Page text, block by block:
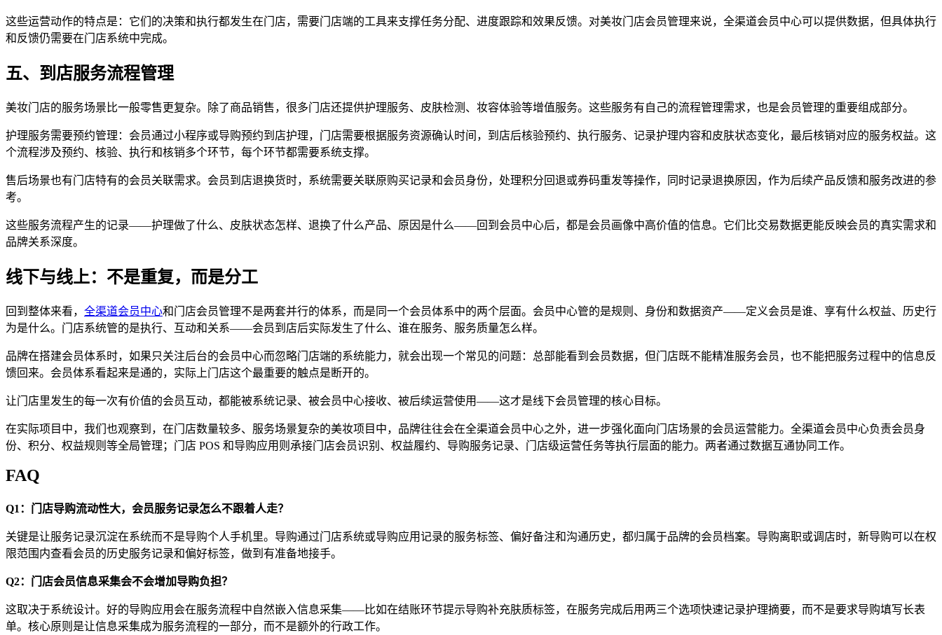
这些运营动作的特点是：它们的决策和执行都发生在门店，需要门店端的工具来支撑任务分配、进度跟踪和效果反馈。对美妆门店会员管理来说，全渠道会员中心可以提供数据，但具体执行
和反馈仍需要在门店系统中完成。
五、到店服务流程管理
美妆门店的服务场景比一般零售更复杂。除了商品销售，很多门店还提供护理服务、皮肤检测、妆容体验等增值服务。这些服务有自己的流程管理需求，也是会员管理的重要组成部分。
护理服务需要预约管理：会员通过小程序或导购预约到店护理，门店需要根据服务资源确认时间，到店后核验预约、执行服务、记录护理内容和皮肤状态变化，最后核销对应的服务权益。这
个流程涉及预约、核验、执行和核销多个环节，每个环节都需要系统支撑。
售后场景也有门店特有的会员关联需求。会员到店退换货时，系统需要关联原购买记录和会员身份，处理积分回退或券码重发等操作，同时记录退换原因，作为后续产品反馈和服务改进的参
考。
这些服务流程产生的记录——护理做了什么、皮肤状态怎样、退换了什么产品、原因是什么——回到会员中心后，都是会员画像中高价值的信息。它们比交易数据更能反映会员的真实需求和
品牌关系深度。
线下与线上：不是重复，而是分工
回到整体来看， 全渠道会员中心和门店会员管理不是两套并行的体系，而是同一个会员体系中的两个层面。会员中心管的是规则、身份和数据资产——定义会员是谁、享有什么权益、历史行
为是什么。门店系统管的是执行、互动和关系——会员到店后实际发生了什么、谁在服务、服务质量怎么样。
品牌在搭建会员体系时，如果只关注后台的会员中心而忽略门店端的系统能力，就会出现一个常见的问题：总部能看到会员数据，但门店既不能精准服务会员，也不能把服务过程中的信息反
馈回来。会员体系看起来是通的，实际上门店这个最重要的触点是断开的。
让门店里发生的每一次有价值的会员互动，都能被系统记录、被会员中心接收、被后续运营使用——这才是线下会员管理的核心目标。
在实际项目中，我们也观察到，在门店数量较多、服务场景复杂的美妆项目中，品牌往往会在全渠道会员中心之外，进一步强化面向门店场景的会员运营能力。全渠道会员中心负责会员身
份、积分、权益规则等全局管理；门店 POS 和导购应用则承接门店会员识别、权益履约、导购服务记录、门店级运营任务等执行层面的能力。两者通过数据互通协同工作。
FAQ
Q1：门店导购流动性大，会员服务记录怎么不跟着人走？
关键是让服务记录沉淀在系统而不是导购个人手机里。导购通过门店系统或导购应用记录的服务标签、偏好备注和沟通历史，都归属于品牌的会员档案。导购离职或调店时，新导购可以在权
限范围内查看会员的历史服务记录和偏好标签，做到有准备地接手。
Q2：门店会员信息采集会不会增加导购负担？
这取决于系统设计。好的导购应用会在服务流程中自然嵌入信息采集——比如在结账环节提示导购补充肤质标签，在服务完成后用两三个选项快速记录护理摘要，而不是要求导购填写长表
单。核心原则是让信息采集成为服务流程的一部分，而不是额外的行政工作。